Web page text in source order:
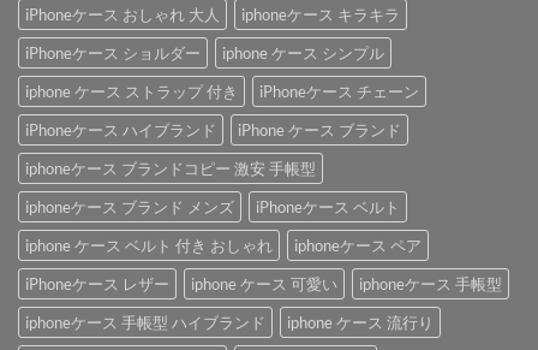
iPhoneケース おしゃれ 大人
iphoneケース キラキラ
iPhoneケース ショルダー
iphone ケース シンプル
iphone ケース ストラップ 付き
iPhoneケース チェーン
iPhoneケース ハイブランド
iPhone ケース ブランド
iphoneケース ブランドコピー 激安 手帳型
iphoneケース ブランド メンズ
iPhoneケース ベルト
iphone ケース ベルト 付き おしゃれ
iphoneケース ペア
iPhoneケース レザー
iphone ケース 可愛い
iphoneケース 手帳型
iphoneケース 手帳型 ハイブランド
iphone ケース 流行り